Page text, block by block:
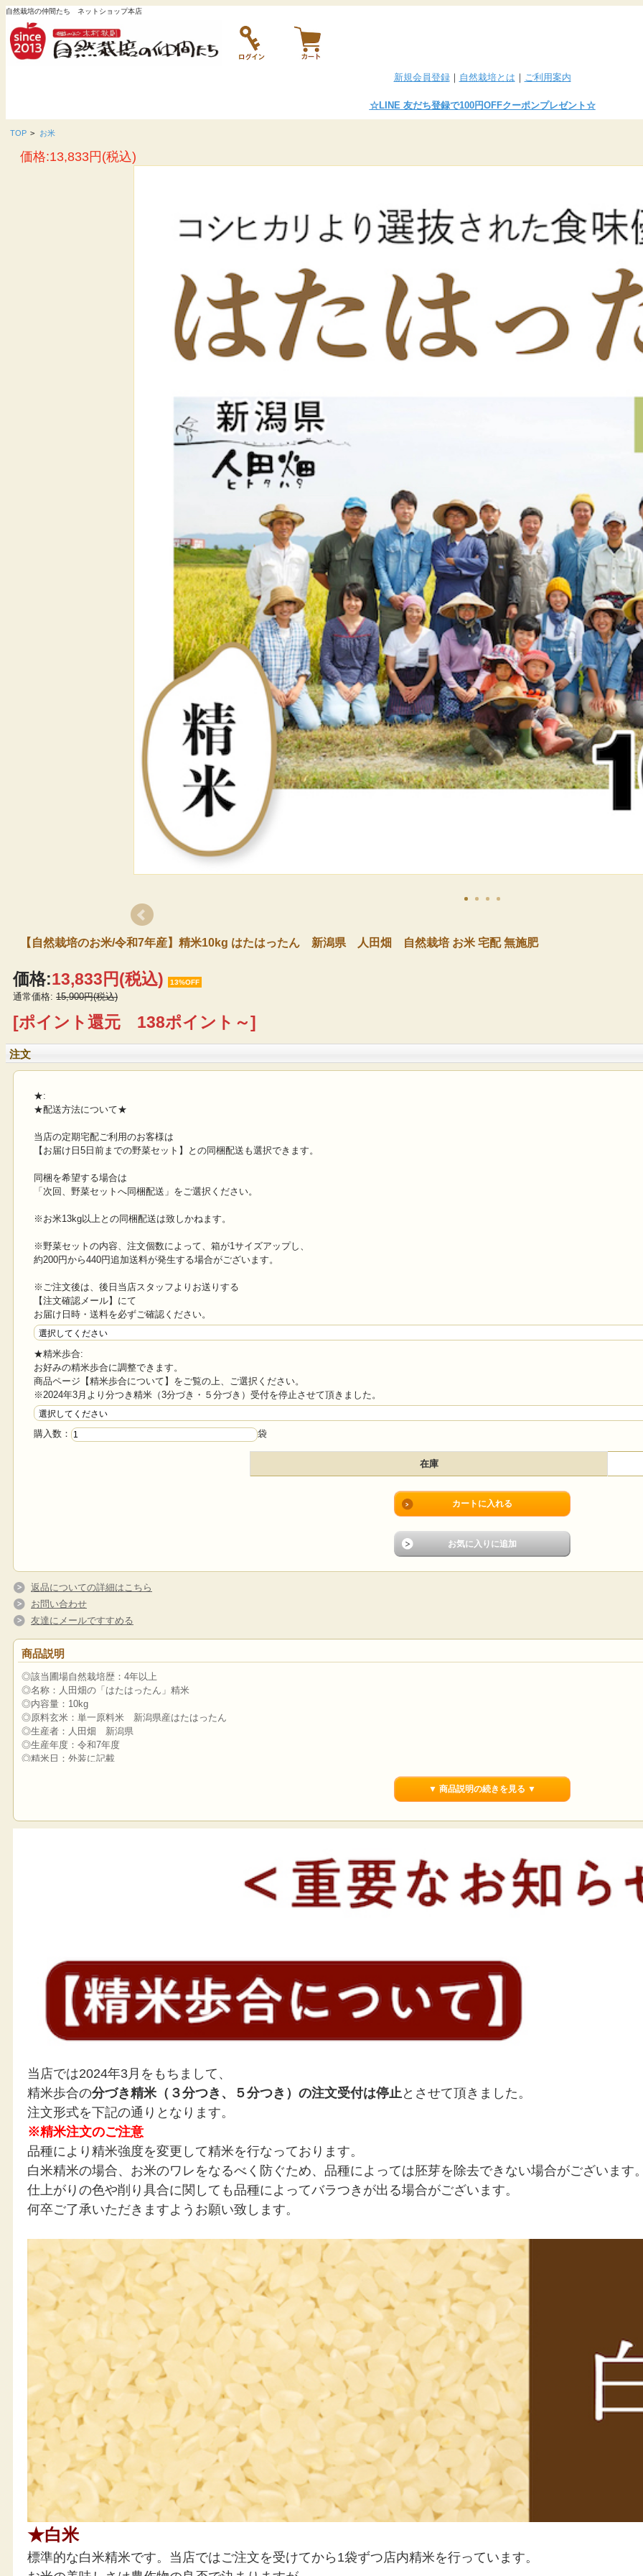
自然栽培の仲間たち ネットショップ本店
新規会員登録｜ 自然栽培とは ｜ ご利用案内
☆LINE友だち登録で100円OFFクーポンプレゼント☆
TOP > お米
価格:13,833円(税込)
【自然栽培のお米/令和7年産】精米10kg はたはったん 新潟県 人田畑 自然栽培 お米 宅配 無施肥
価格:13,833円(税込) 13%OFF
通常価格: 15,900円(税込)
[ポイント還元 138ポイント～]
注文
★:
★配送方法について★
当店の定期宅配ご利用のお客様は
【お届け日5日前までの野菜セット】との同梱配送も選択できます。
同梱を希望する場合は
「次回、野菜セットへ同梱配送」をご選択ください。
※お米13kg以上との同梱配送は致しかねます。
※野菜セットの内容、注文個数によって、箱が1サイズアップし、
約200円から440円追加送料が発生する場合がございます。
※ご注文後は、後日当店スタッフよりお送りする
【注文確認メール】にて
お届け日時・送料を必ずご確認ください。
★精米歩合:
お好みの精米歩合に調整できます。
商品ページ【精米歩合について】をご覧の上、ご選択ください。
※2024年3月より分つき精米（3分づき・５分づき）受付を停止させて頂きました。
購入数： 袋
在庫
返品についての詳細はこちら
お問い合わせ
友達にメールですすめる
商品説明
◎該当圃場自然栽培歴：4年以上
◎名称：人田畑の「はたはったん」精米
◎内容量：10kg
◎原料玄米：単一原料米 新潟県産はたはったん
◎生産者：人田畑 新潟県
◎生産年度：令和7年度
◎精米日：外装に記載
農薬・肥料に頼らない栽培向きの品種開発の末、2012年に品種登録されたお米。
コシヒカリより穂が大きく草丈の高い系統を肥料に頼らない栽培条件で選抜されました。
粘りが少なくすっきりとした味わいであることが特徴。
繊細な和食のおかずとの相性も抜群です。
お米だけでも美味しく、食べ飽きしにくいため、
お米をたくさん食べたい方にもおすすめ！
・ごはんはあっさり・さっぱり系がお好みの方
・食事の時は、ごはんをたくさん食べたい方
・懐かしいご飯の味わいを楽しみたい方
▼ 商品説明の続きを見る ▼
当店では2024年3月をもちまして、
精米歩合の分づき精米（３分つき、５分つき）の注文受付は停止 とさせて頂きました。
注文形式を下記の通りとなります。
※精米注文のご注意
品種により精米強度を変更して精米を行なっております。
白米精米の場合、お米のワレをなるべく防ぐため、 品種によっては 胚芽を除去できない場合がございます
仕上がりの色や削り具合に関しても品種によってバラつきが出る場合がございます。
何卒ご了承いただきますようお願い致します。
★白米
標準的な白米精米です。当店ではご注文を受けてから1袋ずつ店内精米を行っています。